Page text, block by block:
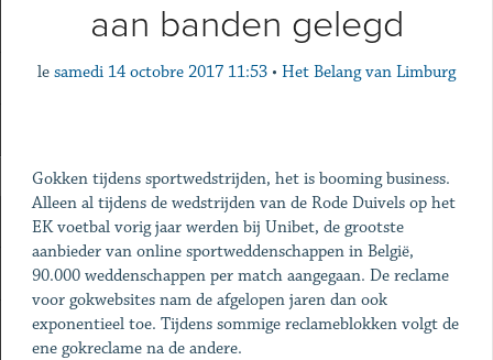
aan banden gelegd
le samedi 14 octobre 2017 11:53 • Het Belang van Limburg
Gokken tijdens sportwedstrijden, het is booming business.
Alleen al tijdens de wedstrijden van de Rode Duivels op het
EK voetbal vorig jaar werden bij Unibet, de grootste
aanbieder van online sportweddenschappen in België,
90.000 weddenschappen per match aangegaan. De reclame
voor gokwebsites nam de afgelopen jaren dan ook
exponentieel toe. Tijdens sommige reclameblokken volgt de
ene gokreclame na de andere.